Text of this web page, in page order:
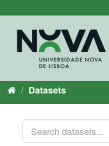
to
Datasets